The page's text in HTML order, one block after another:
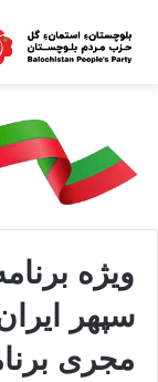
ویژه
سپهر
مجری